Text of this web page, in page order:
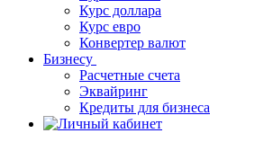
Курс доллара
Курс евро
Конвертер валют
Бизнесу
Расчетные счета
Эквайринг
Кредиты для бизнеса